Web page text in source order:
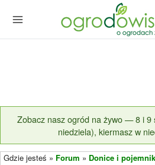
Zobacz nasz ogród na żywo — 8 i 9
niedziela), kiermasz w
Gdzie jesteś » Forum » Donice i